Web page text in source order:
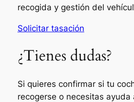
recogida y gestión del
Solicitar tasación
¿Tienes dudas?
Si quieres confirmar si tu
recogerse o necesitas